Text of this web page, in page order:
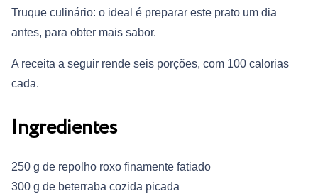
Truque culinário: o ideal é preparar este prato um dia
antes, para obter mais sabor.
A receita a seguir rende seis porções, com 100 calorias
cada.
Ingredientes
250 g de repolho roxo finamente fatiado
300 g de beterraba cozida picada